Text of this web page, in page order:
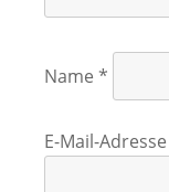
Name *
E-Mail-Adresse